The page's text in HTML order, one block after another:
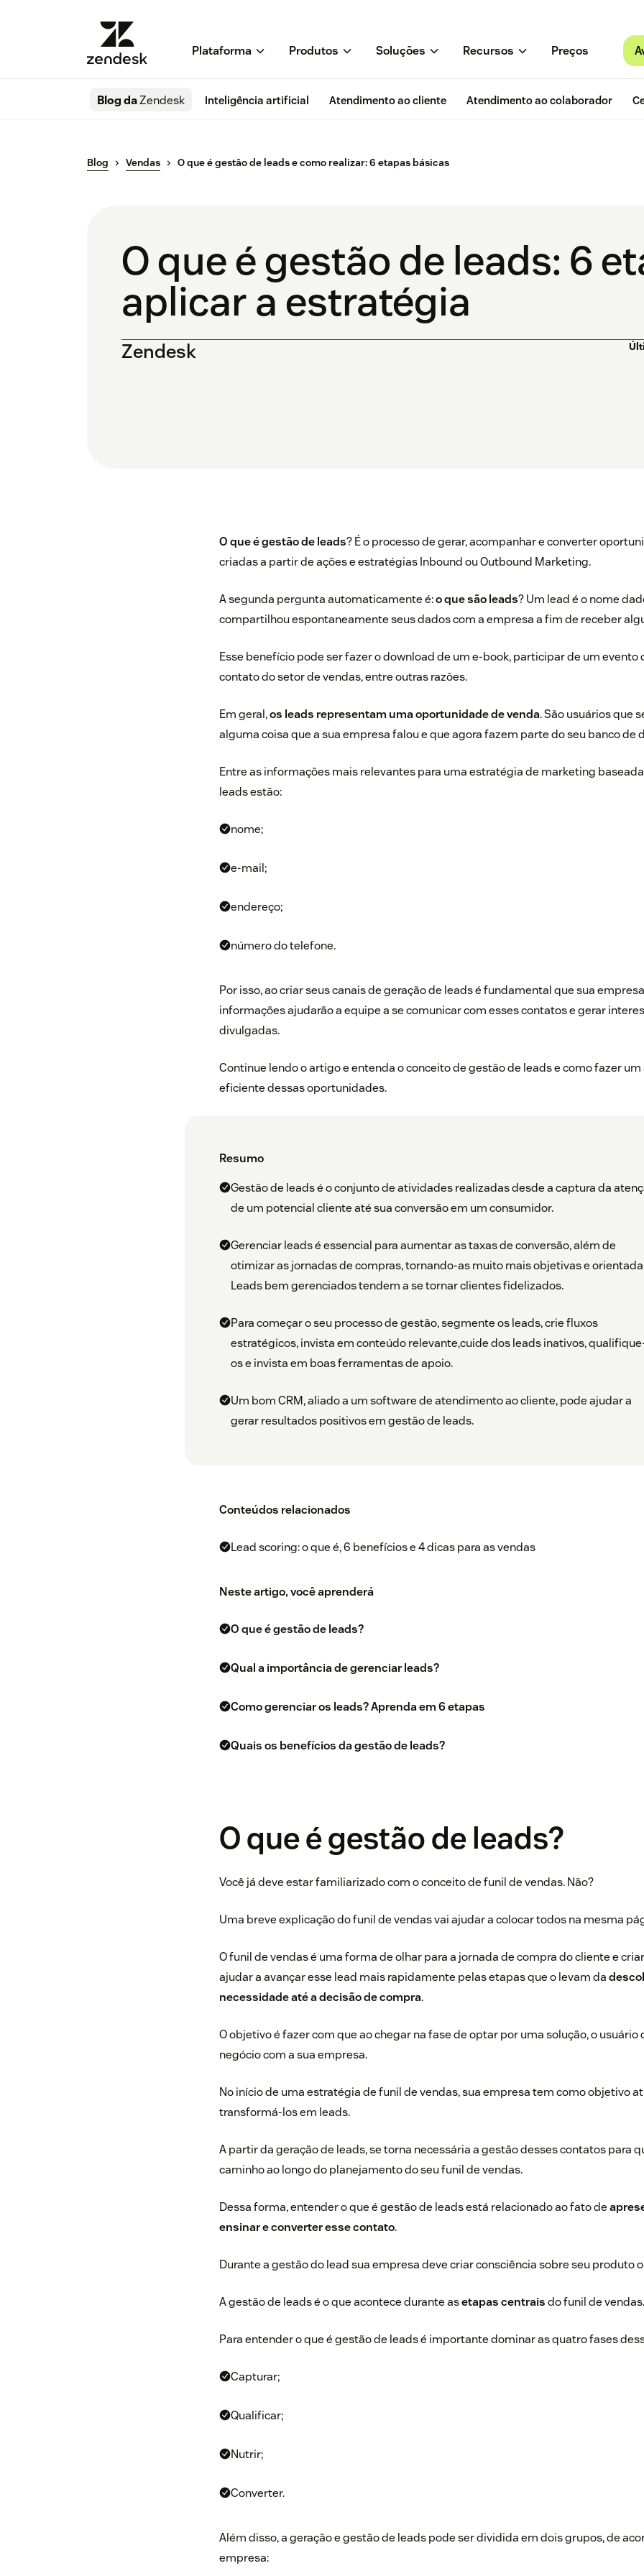
Plataforma Produtos Soluções Recursos Preços
Blog daZendesk Inteligência artificial Atendimento ao cliente Atendimento ao colaborador
Blog Vendas O que é gestão de leads e como realizar: 6 etapas básicas
O que é gestão de leads: 6
aplicar a estratégia
Zendesk
O que é gestão de leads? É o processo de gerar, acompanhar e converter
criadas a partir de ações e estratégias Inbound ou Outbound Marketing.
A segunda pergunta automaticamente é:o que são leads? Um lead é o nome
compartilhou espontaneamente seus dados com a empresa a fim de receber
Esse benefício pode ser fazer o download de um e-book, participar de um evento
contato do setor de vendas, entre outras razões.
Em geral,os leads representam uma oportunidade de venda. São usuários que
alguma coisa que a sua empresa falou e que agora fazem parte do seu banco de
Entre as informações mais relevantes para uma estratégia de marketing
leads estão:
nome;
e-mail;
endereço;
número do telefone.
Por isso, ao criar seus canais de geração de leadsé fundamental que sua
informações ajudarão a equipe a se comunicar com esses contatos e gerar
divulgadas.
Continue lendo o artigo e entenda o conceito de gestão de leads e como fazer
eficiente dessas oportunidades.
Resumo
Gestão de leads é o conjunto de atividades realizadas desde a captura da
de um potencial cliente até sua conversão em um consumidor.
Gerenciar leads é essencial para aumentar as taxas de conversão, além de
otimizar as jornadas de compras, tornando-as muito mais objetivas e
Leads bem gerenciados tendem a se tornar clientes fidelizados.
Para começar o seu processo de gestão, segmente os leads, crie fluxos
estratégicos, invista em conteúdo relevante,cuide dos leads inativos,
os e invista em boas ferramentas de apoio.
Um bom CRM, aliado a um software de atendimento ao cliente, pode ajudar a
gerar resultados positivos em gestão de leads.
Conteúdos relacionados
Lead scoring: o que é, 6 benefícios e 4 dicas para as vendas
Neste artigo, você aprenderá
O que é gestão de leads?
Qual a importância de gerenciar leads?
Como gerenciar os leads? Aprenda em 6 etapas
Quais os benefícios da gestão de leads?
O que é gestão de leads?
Você já deve estar familiarizado com o conceito de funil de vendas. Não?
Uma breve explicação do funil de vendas vai ajudar a colocar todos na mesma
O funil de vendas é uma forma de olhar para a jornada de compra do cliente e
ajudar a avançar esse lead mais rapidamente pelas etapas que o levam da
necessidade até a decisão de compra.
O objetivo é fazer com que ao chegar na fase de optar por uma solução, o usuário
negócio com a sua empresa.
No início de uma estratégia de funil de vendas, sua empresa tem como objetivo
transformá-los em leads.
A partir da geração de leads, se torna necessária a gestão desses contatos para
caminho ao longo do planejamento do seu funil de vendas.
Dessa forma, entender o que é gestão de leads está relacionado ao fato de
ensinar e converter esse contato.
Durante a gestão do lead sua empresa deve criar consciência sobre seu produto
A gestão de leads é o que acontece durante asetapas centraisdo funil de
Para entender o que é gestão de leads é importante dominar as quatro fases
Capturar;
Qualificar;
Nutrir;
Converter.
Além disso, a geração e gestão de leads pode ser dividida em dois grupos, de
empresa: